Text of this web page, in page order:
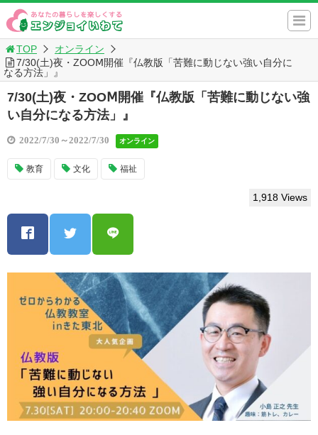
TOP
オンライン
7/30(土)夜・ZOOⅯ開催『仏教版「苦難に動じない強い自分に
なる方法」』
7/30(土)夜・ZOOⅯ開催『仏教版「苦難に動じない強
い自分になる方法」』
2022/7/30～2022/7/30 オンライン
教育 文化 福祉
1,918 Views